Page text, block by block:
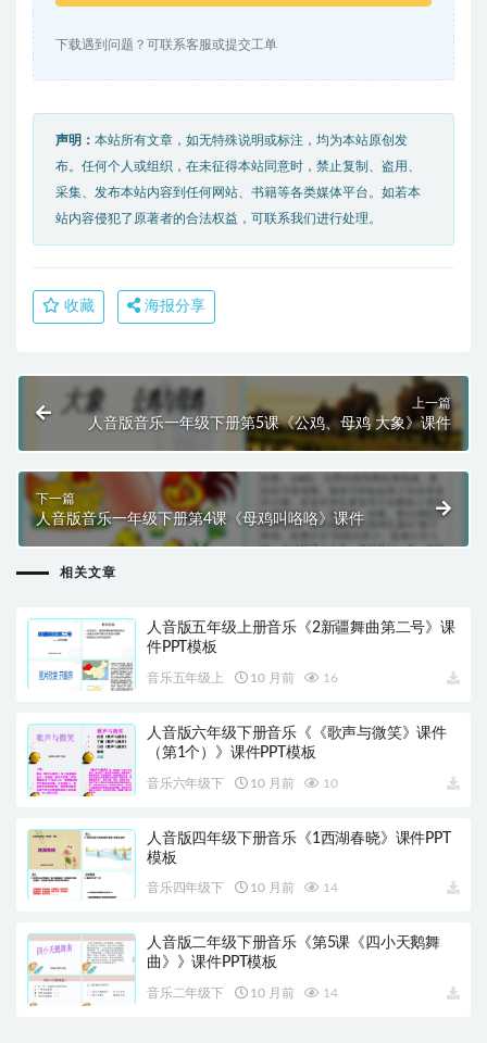
下载遇到问题？可联系客服或提交工单
声明： 本站所有文章，如无特殊说明或标注，均为本站原创发
布。任何个人或组织，在未征得本站同意时，禁止复制、盗用、
采集、发布本站内容到任何网站、书籍等各类媒体平台。如若本
站内容侵犯了原著者的合法权益，可联系我们进行处理。
收藏 海报分享
上一篇
人音版音乐一年级下册第5课《公鸡、母鸡 大象》课件
下一篇
人音版音乐一年级下册第4课《母鸡叫咯咯》课件
相关文章
人音版五年级上册音乐《2新疆舞曲第二号》课
件PPT模板
音乐五年级上 10 月前 16
人音版六年级下册音乐《《歌声与微笑》课件
（第1个）》课件PPT模板
音乐六年级下 10 月前 10
人音版四年级下册音乐《1西湖春晓》课件PPT
模板
音乐四年级下 10 月前 14
人音版二年级下册音乐《第5课《四小天鹅舞
曲》》课件PPT模板
音乐二年级下 10 月前 14